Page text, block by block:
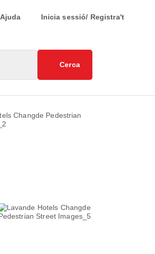
Ajuda Inicia sessió/ Registra't
Cerca